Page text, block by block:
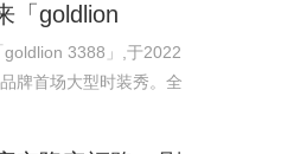
「goldlion
3388」,于2022
牌首场大型时装秀。全